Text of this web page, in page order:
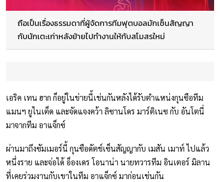
ถือเป็นเรื่องธรรมดาที่ผู้จัดการทีมฟุตบอลมักเซ็นสัญญา
กับนักเตะเก่าหลังย้ายไปทำงานให้กับสโมสรใหม่
เอริค เทน ฮาก ก็อยู่ในข่ายนี้เช่นกันหลังได้รับตำแหน่งกุนซือทีม
แมนฯ ยูไนเต็ด และจัดแจงคว้า ลิซานโดร มาร์ติเนซ กับ อันโตนี่
มาจากทีม อาแจ็กซ์
ผ่านมาถึงซัมเมอร์นี้ กุนซือดัตช์เซ็นสัญญากับ เมสัน เมาท์ ไปแล้ว
หนึ่งราย และจ่อได้ อ็องเดร โอนาน่า นายทวารทีม อินเตอร์ มิลาน
ที่เคยร่วมงานกับเขาในทีม อาแจ็กซ์ มาก่อนเช่นกัน